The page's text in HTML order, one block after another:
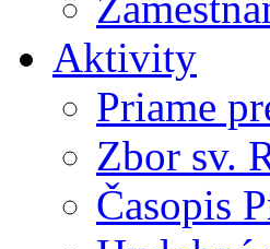
Aktivity
Priame
Zbor sv.
Časopis